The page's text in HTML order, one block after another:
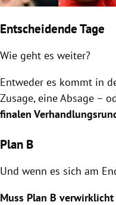
Entscheidende Tage
Wie geht es weiter?
Entweder es kommt in
Zusage, eine Absage –
finalen
Plan B
Und wenn es sich am
Muss Plan B